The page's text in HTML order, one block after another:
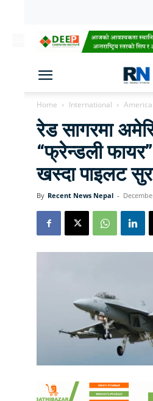
[ndc-today-date]
Home International America
रेड सागरमा
“फ्रेन्डली
खस्दा पाइलट
By Recent News Nepal -